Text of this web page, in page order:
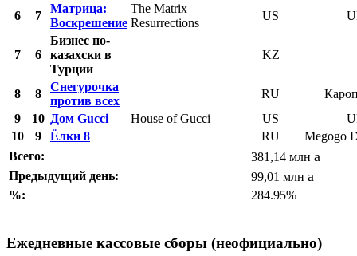
6
7
Матрица:
Воскрешение
The Matrix
Resurrections
US
7 6
Бизнес по-
казахски в
Турции
KZ
8 8
Снегурочка
против всех
RU
9
10 Дом Gucci House of Gucci US
10
9 Ёлки 8 RU
Megogo
Всего:
381,14 млн a
Предыдущий день: 99,01 млн a
%: 284.95%
Ежедневные кассовые сборы (неофициально)